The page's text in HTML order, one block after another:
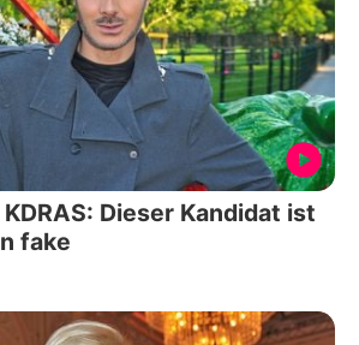
Dieser Kandidat ist
fake